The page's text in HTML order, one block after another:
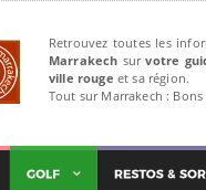
Retrouvez toutes les
Marrakech survotre
ville rouge et sa région.
Tout sur Marrakech :